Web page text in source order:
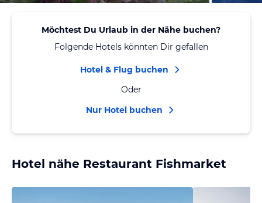
Möchtest Du Urlaub in der Nähe buchen?
Folgende Hotels könnten Dir gefallen
Hotel & Flug buchen
Oder
Nur Hotel buchen
Hotel nähe Restaurant Fishmarket